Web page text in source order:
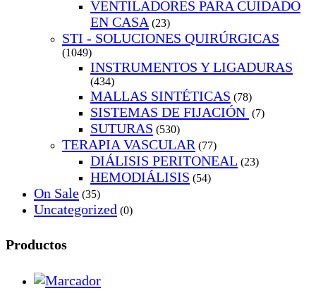
VENTILADORES PARA CUIDADO
EN CASA (23)
STI - SOLUCIONES QUIRÚRGICAS
(1049)
INSTRUMENTOS Y LIGADURAS
(434)
MALLAS SINTÉTICAS (78)
SISTEMAS DE FIJACIÓN (7)
SUTURAS (530)
TERAPIA VASCULAR (77)
DIÁLISIS PERITONEAL (23)
HEMODIÁLISIS (54)
On Sale (35)
Uncategorized (0)
Productos